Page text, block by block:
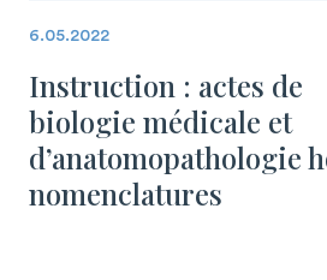
6.05.2022
Instruction : actes de
biologie médicale et
d’anatomopathologie
nomenclatures